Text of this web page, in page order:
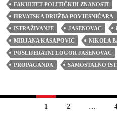
FAKULTET POLITIČKIH ZNANOSTI
HRVATSKA DRUŽBA POVJESNIČARA
ISTRAŽIVANJE
JASENOVAC
MIRJANA KASAPOVIĆ
NIKOLA
POSLIJERATNI LOGOR JASENOVAC
PROPAGANDA
SAMOSTALNO
Navigacija
1 2 …